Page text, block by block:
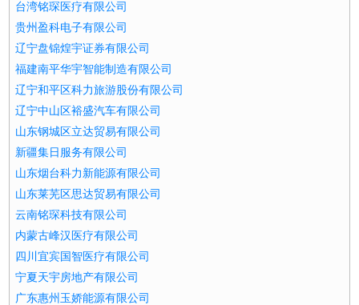
台湾铭琛医疗有限公司
贵州盈科电子有限公司
辽宁盘锦煌宇证券有限公司
福建南平华宇智能制造有限公司
辽宁和平区科力旅游股份有限公司
辽宁中山区裕盛汽车有限公司
山东钢城区立达贸易有限公司
新疆集日服务有限公司
山东烟台科力新能源有限公司
山东莱芜区思达贸易有限公司
云南铭琛科技有限公司
内蒙古峰汉医疗有限公司
四川宜宾国智医疗有限公司
宁夏天宇房地产有限公司
广东惠州玉娇能源有限公司